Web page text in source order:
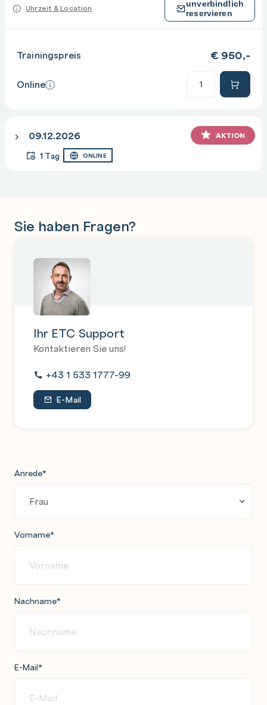
Uhrzeit & Location
unverbindlich
reservieren
Trainingspreis €950,-
Online
09.12.2026 AKTION
1 Tag ONLINE
Sie haben Fragen?
Ihr ETC Support
Kontaktieren Sie uns!
+43 1 533 1777-99
E-Mail
Anrede*
Vorname*
Nachname*
E-Mail*